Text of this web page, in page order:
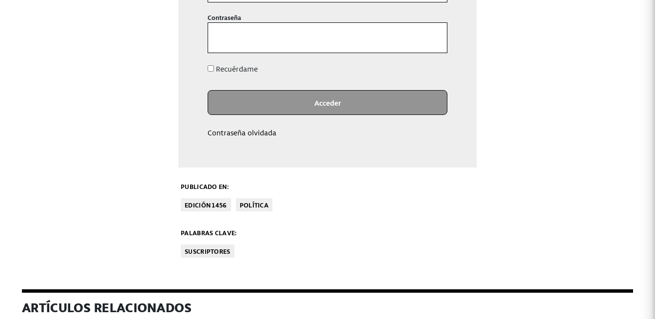
Contraseña
Recuérdame
Contraseña olvidada
PUBLICADO EN:
EDICIÓN 1456
POLÍTICA
PALABRAS CLAVE:
SUSCRIPTORES
ARTÍCULOS RELACIONADOS